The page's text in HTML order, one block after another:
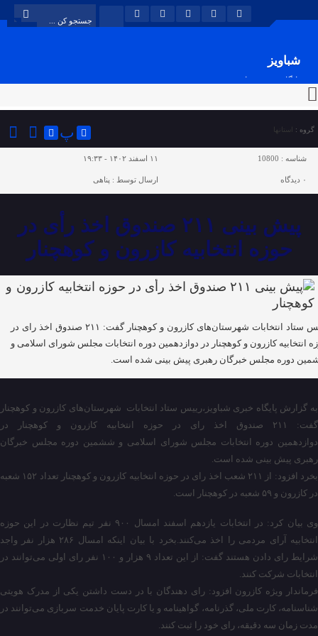
شباویز
پایگاه خبری شباویز
گروه : استانها پ
شناسه : 10800 ۱۱ اسفند ۱۴۰۲ - ۱۹:۳۳
۰ دیدگاه ارسال توسط : پناهی
پیش بینی ۲۱۱ صندوق اخذ رأی در
حوزه انتخابیه کازرون و کوهچنار
رییس ستاد انتخابات شهرستان‌های کازرون و کوهچنار گفت: ۲۱۱ صندوق اخذ رای در
انتخابیه کازرون و کوهچنار در دوازدهمین دوره انتخابات مجلس شورای اسلامی و
دوره مجلس خبرگان رهبری پیش بینی شده است.
به گزارش پایگاه خبری شباویز،رییس ستاد انتخابات شهرستان‌های کازرون و کوهچنار
گفت: ۲۱۱ صندوق اخذ رای در حوزه انتخابیه کازرون و کوهچنار در
دوازدهمین دوره انتخابات مجلس شورای اسلامی و ششمین دوره مجلس خبرگان
رهبری پیش بینی شده است.
بخرد افزود: از ۲۱۱ شعب اخذ رای در حوزه انتخابیه کازرون و کوهچنار تعداد ۱۵۲ شعبه
در کازرون و ۵۹ شعبه در کوهچنار است.
وی بیان کرد: در انتخابات یازدهم اسفند امسال ۹۰۰ نفر تیم نظارت در این حوزه
انتخابیه آرای مردمی را اخذ می‌کنند.بخرد با بیان اینکه امسال ۲۸۶ هزار نفر واجد
شرایط رای دادن هستند گفت: از این تعداد ۹ هزار و ۱۰۰ نفر رای اولی می‌توانند در
انتخابات شرکت کنند.
فرماندار ویژه کازرون افزود: رای دهندگان با در دست داشتن یکی از مدرک هویتی
شناسنامه، کارت ملی، گذرنامه، گواهینامه و یا کارت پایان خدمت سربازی می‌توانند در
مدت زمان سه دقیقه، رای خود را ثبت کنند.